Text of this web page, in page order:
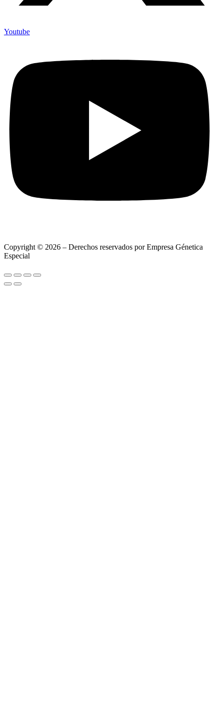
Youtube
Copyright © 2026 – Derechos reservados por Empresa Génetica
Especial